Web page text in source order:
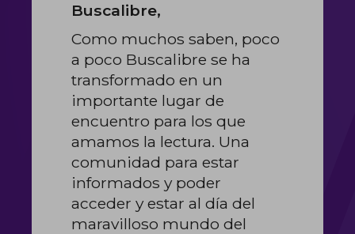
Buscalibre,
Como muchos saben, poco
a poco Buscalibre se ha
transformado en un
importante lugar de
encuentro para los que
amamos la lectura. Una
comunidad para estar
informados y poder
acceder y estar al día del
maravilloso mundo del